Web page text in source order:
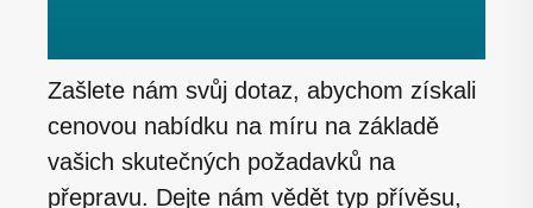
Zašlete nám svůj dotaz, abychom získali
cenovou nabídku na míru na základě
vašich skutečných požadavků na
přepravu. Dejte nám vědět typ přívěsu,